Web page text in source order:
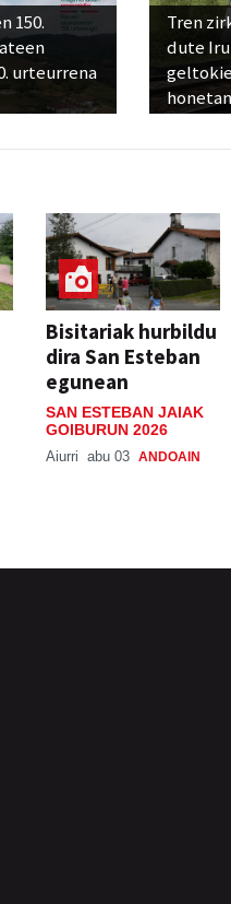
150.
urteurrena
Tren
dute
Bisitariak hurbildu
dira San Esteban
egunean
SAN ESTEBAN JAIAK
GOIBURUN 2026
Aiurri abu 03 ANDOAIN